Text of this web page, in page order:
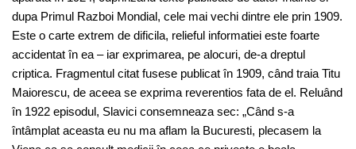
dupa Primul Razboi Mondial, cele mai vechi dintre ele prin 1909.
Este o carte extrem de dificila, relieful informatiei este foarte
accidentat în ea – iar exprimarea, pe alocuri, de-a dreptul
criptica. Fragmentul citat fusese publicat în 1909, când traia Titu
Maiorescu, de aceea se exprima reverentios fata de el. Reluând
în 1922 episodul, Slavici consemneaza sec: „Când s-a
întâmplat aceasta eu nu ma aflam la Bucuresti, plecasem la